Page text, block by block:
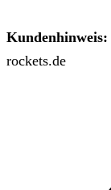
Kundenhinweis:
rockets.de